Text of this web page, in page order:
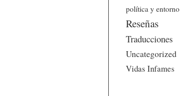
política y entorno
Reseñas
Traducciones
Uncategorized
Vidas Infames